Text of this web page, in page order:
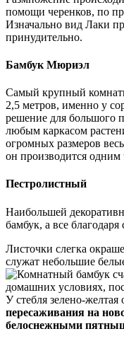
помощи черенков, по
Изначально вид Лаки
принудительно.
Бамбук Мюриэл
Самый крупный
2,5 метров, именно у
решение для большого
любым каркасом
огромных размеров
он производится одним
Пестролистный
Наибольшей
бамбук, а все
Листочки слегка
служат небольшие
У стебля зелено-желтая
пересаживания на
белоснежными